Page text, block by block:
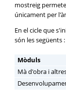
mostreig
únicament per
En el cicle que
són les següents :
Mòduls
Mà d'obra i